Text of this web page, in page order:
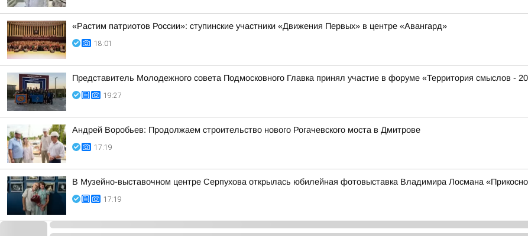
«Растим патриотов России»: ступинские участники «Движения Первых» в центре «Авангард»
18:01
Представитель Молодежного совета Подмосковного Главка принял участие в форуме «Территория смыслов -
19:27
Андрей Воробьев: Продолжаем строительство нового Рогачевского моста в Дмитрове
17:19
В Музейно-выставочном центре Серпухова открылась юбилейная фотовыставка Владимира Лосмана
17:19